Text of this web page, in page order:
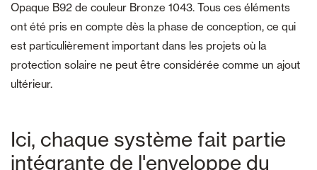
Opaque B92 de couleur Bronze 1043. Tous ces éléments
ont été pris en compte dès la phase de conception, ce qui
est particulièrement important dans les projets où la
protection solaire ne peut être considérée comme un ajout
ultérieur.
Ici, chaque système fait partie
intégrante de l'enveloppe du